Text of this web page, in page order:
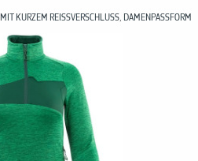
KURZEM REISSVERSCHLUSS, DAMENPASSFORM